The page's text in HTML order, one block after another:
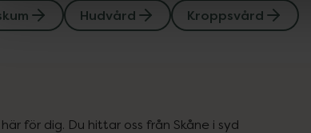
Hudvård Kroppsvård
för dig. Du hittar oss från Skåne i syd